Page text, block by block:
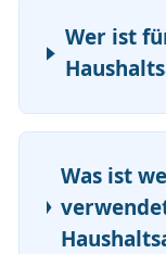
Wer ist
Was ist